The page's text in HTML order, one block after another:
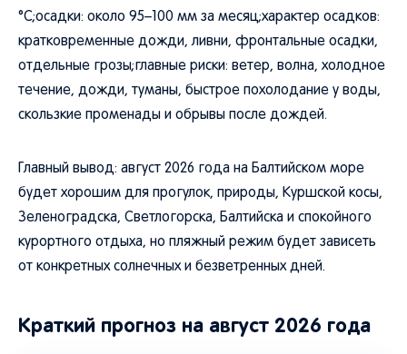
°C;осадки: около 95–100 мм за месяц;характер осадков:
кратковременные дожди, ливни, фронтальные осадки,
отдельные грозы;главные риски: ветер, волна, холодное
течение, дожди, туманы, быстрое похолодание у воды,
скользкие променады и обрывы после дождей.
Главный вывод: август 2026 года на Балтийском море
будет хорошим для прогулок, природы, Куршской косы,
Зеленоградска, Светлогорска, Балтийска и спокойного
курортного отдыха, но пляжный режим будет зависеть
от конкретных солнечных и безветренных дней.
Краткий прогноз на август 2026 года